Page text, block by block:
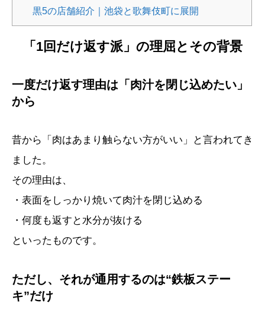
黒5の店舗紹介｜池袋と歌舞伎町に展開
「1回だけ返す派」の理屈とその背景
一度だけ返す理由は「肉汁を閉じ込めたい」
から
昔から「肉はあまり触らない方がいい」と言われてき
ました。
その理由は、
・表面をしっかり焼いて肉汁を閉じ込める
・何度も返すと水分が抜ける
といったものです。
ただし、それが通用するのは“鉄板ステー
キ”だけ